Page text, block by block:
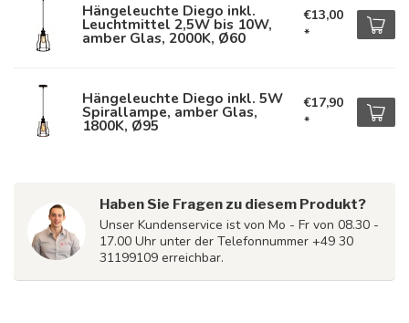
Hängeleuchte Diego inkl.
Leuchtmittel 2,5W bis 10W,
amber Glas, 2000K, Ø60
€13,00
*
Hängeleuchte Diego inkl. 5W
Spirallampe, amber Glas,
1800K, Ø95
€17,90
*
Haben Sie Fragen zu diesem Produkt?
Unser Kundenservice ist von Mo - Fr von 08.30 -
17.00 Uhr unter der Telefonnummer +49 30
31199109 erreichbar.